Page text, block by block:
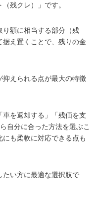
残クレ）」です。
り額に相当する部分（残
え置くことで、残りの金
えられる点が最大の特徴
を返却する」「残価を支
自分に合った方法を選ぶこ
も柔軟に対応できる点も
い方に最適な選択肢で